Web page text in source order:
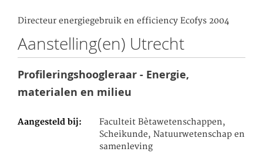
Directeur energiegebruik en efficiency Ecofys 2004
Aanstelling(en) Utrecht
Profileringshoogleraar - Energie,
materialen en milieu
Aangesteld bij
Faculteit Bètawetenschappen,
Scheikunde, Natuurwetenschap en
samenleving